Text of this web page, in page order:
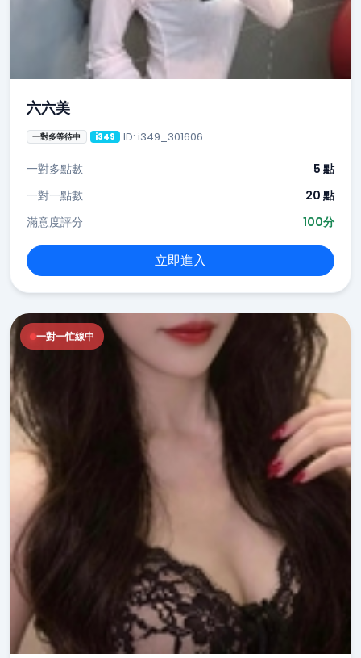
六六美
一對多等待中 i349 ID: i349_301606
一對多點數
5 點
一對一點數
20 點
滿意度評分
100分
立即進入
一對一忙線中